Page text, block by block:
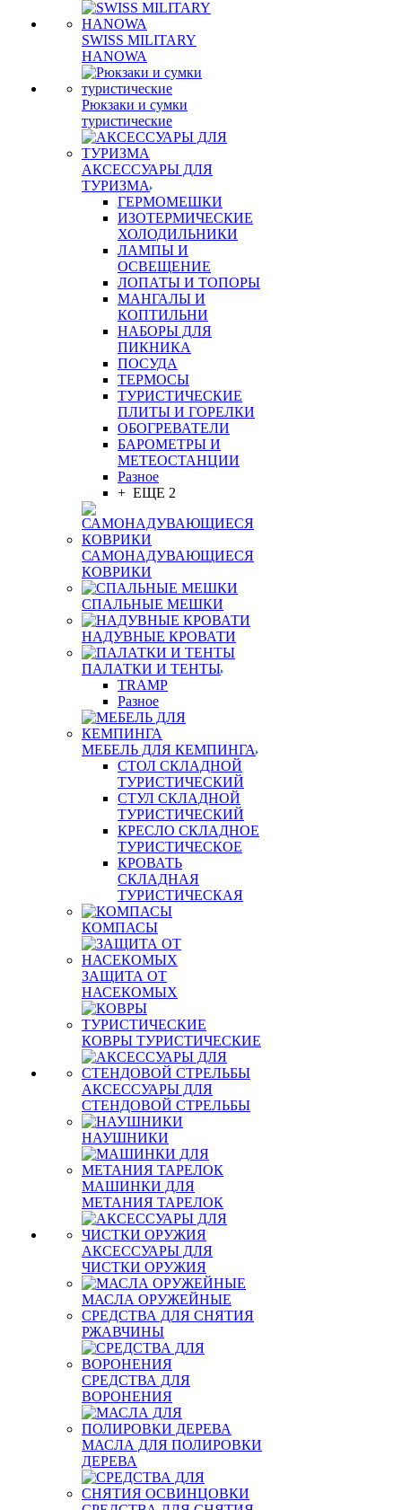
SWISS MILITARY
HANOWA
Рюкзаки и сумки
туристические
АКСЕССУАРЫ ДЛЯ
ТУРИЗМА
ГЕРМОМЕШКИ
ИЗОТЕРМИЧЕСКИЕ
ХОЛОДИЛЬНИКИ
ЛАМПЫ И
ОСВЕЩЕНИЕ
ЛОПАТЫ И ТОПОРЫ
МАНГАЛЫ И
КОПТИЛЬНИ
НАБОРЫ ДЛЯ
ПИКНИКА
ПОСУДА
ТЕРМОСЫ
ТУРИСТИЧЕСКИЕ
ПЛИТЫ И ГОРЕЛКИ
ОБОГРЕВАТЕЛИ
БАРОМЕТРЫ И
МЕТЕОСТАНЦИИ
Разное
+ ЕЩЕ 2
САМОНАДУВАЮЩИЕСЯ
КОВРИКИ
СПАЛЬНЫЕ МЕШКИ
НАДУВНЫЕ КРОВАТИ
ПАЛАТКИ И ТЕНТЫ
TRAMP
Разное
МЕБЕЛЬ ДЛЯ КЕМПИНГА
СТОЛ СКЛАДНОЙ
ТУРИСТИЧЕСКИЙ
СТУЛ СКЛАДНОЙ
ТУРИСТИЧЕСКИЙ
КРЕСЛО СКЛАДНОЕ
ТУРИСТИЧЕСКОЕ
КРОВАТЬ
СКЛАДНАЯ
ТУРИСТИЧЕСКАЯ
КОМПАСЫ
ЗАЩИТА ОТ
НАСЕКОМЫХ
КОВРЫ ТУРИСТИЧЕСКИЕ
АКСЕССУАРЫ ДЛЯ
СТЕНДОВОЙ СТРЕЛЬБЫ
НАУШНИКИ
МАШИНКИ ДЛЯ
МЕТАНИЯ ТАРЕЛОК
АКСЕССУАРЫ ДЛЯ
ЧИСТКИ ОРУЖИЯ
МАСЛА ОРУЖЕЙНЫЕ
СРЕДСТВА ДЛЯ СНЯТИЯ
РЖАВЧИНЫ
СРЕДСТВА ДЛЯ
ВОРОНЕНИЯ
МАСЛА ДЛЯ ПОЛИРОВКИ
ДЕРЕВА